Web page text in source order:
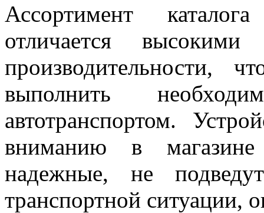
Ассортимент
отличается высокими
производительности,
выполнить
автотранспортом.
вниманию в
надежные, не
транспортной ситуации,